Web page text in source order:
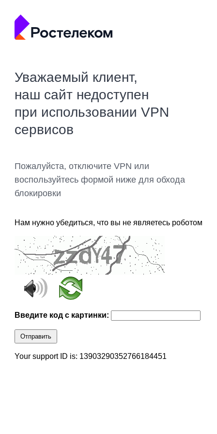
Уважаемый клиент,
наш сайт недоступен
при использовании VPN
сервисов
Пожалуйста, отключите VPN или
воспользуйтесь формой ниже для обхода
блокировки
Нам нужно убедиться, что вы не являетесь роботом
Введите код с картинки:
Отправить
Your support ID is: 13903290352766184451